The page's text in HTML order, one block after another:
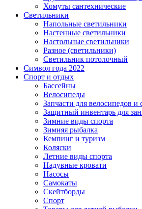
Хомуты сантехнические
Светильники
Напольные светильники
Настенные светильники
Настольные светильники
Разное (светильники)
Светильник потолочный
Символ года 2022
Спорт и отдых
Бассейны
Велосипеды
Запчасти для велосипедов и
Защитный инвентарь для
Зимние виды спорта
Зимняя рыбалка
Кемпинг и туризм
Коляски
Летние виды спорта
Надувные кровати
Насосы
Самокаты
Скейтборды
Спорт